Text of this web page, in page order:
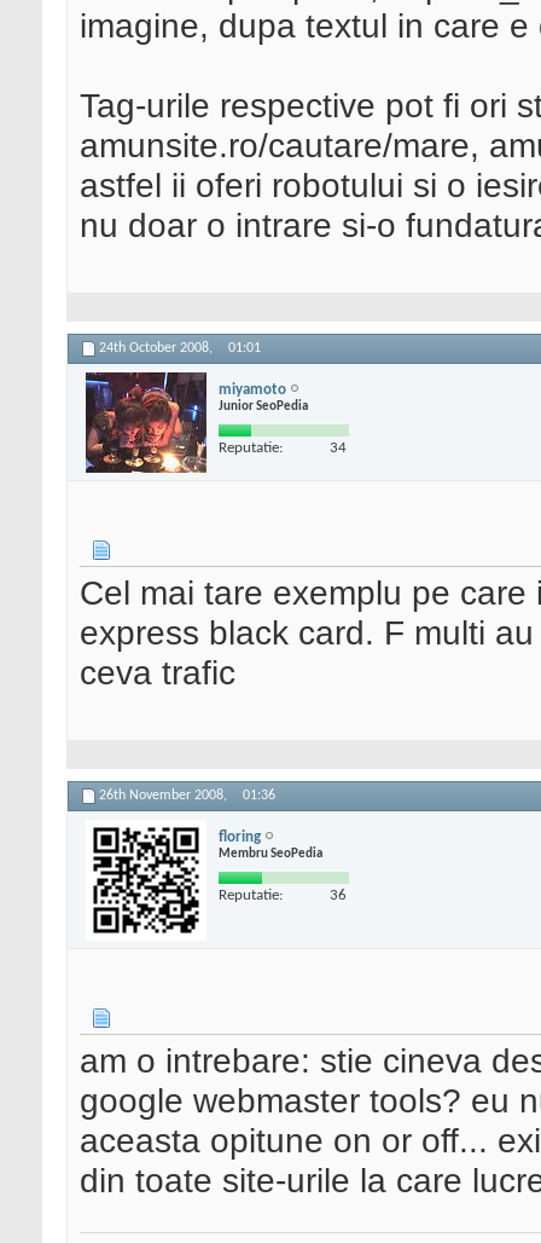
imagine, dupa textul in care
Tag-urile respective pot fi ori
amunsite.ro/cautare/mare,
astfel ii oferi robotului si o
nu doar o intrare si-o
24th October 2008, 01:01
miyamoto
Junior SeoPedia
Reputatie: 34
Cel mai tare exemplu pe
express black card. F multi
ceva trafic
26th November 2008, 01:36
floring
Membru SeoPedia
Reputatie: 36
am o intrebare: stie cineva
google webmaster tools? eu
aceasta opitune on or off...
din toate site-urile la care